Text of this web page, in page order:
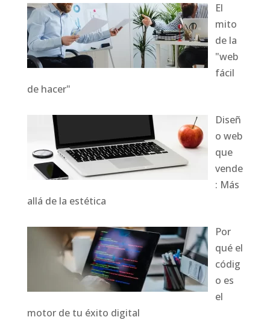
El
mito
de la
"web
fácil
de hacer"
Diseñ
o web
que
vende
: Más
allá de la estética
Por
qué el
códig
o es
el
motor de tu éxito digital